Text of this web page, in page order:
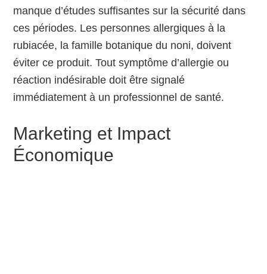
manque d’études suffisantes sur la sécurité dans
ces périodes. Les personnes allergiques à la
rubiacée, la famille botanique du noni, doivent
éviter ce produit. Tout symptôme d’allergie ou
réaction indésirable doit être signalé
immédiatement à un professionnel de santé.
Marketing et Impact
Économique